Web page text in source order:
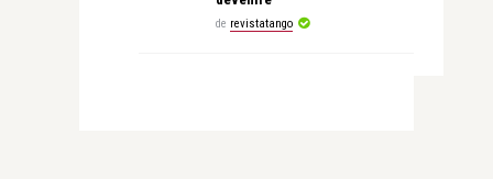
de revistatango